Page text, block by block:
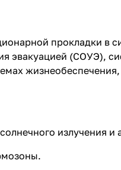
прокладки в
эвакуацией (СОУЭ),
излучения